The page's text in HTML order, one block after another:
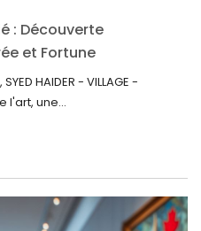
: Découverte
et Fortune
HAIDER - VILLAGE -
l'art, une...